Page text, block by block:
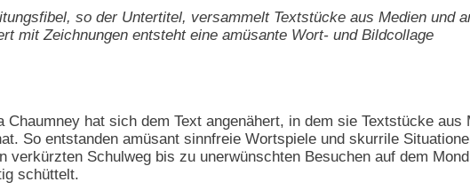
so der Untertitel, versammelt Textstücke aus Medien und
mit Zeichnungen entsteht eine amüsante Wort- und Bildcollage
Chaumney hat sich dem Text angenähert, in dem sie Textstücke aus
So entstanden amüsant sinnfreie Wortspiele und skurrile
verkürzten Schulweg bis zu unerwünschten Besuchen auf dem
schüttelt.